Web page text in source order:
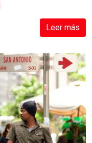
Leer más